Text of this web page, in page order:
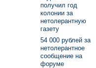
получил год
колонии за
нетолерантную
газету
54 000 рублей за
нетолерантное
сообщение на
форуме